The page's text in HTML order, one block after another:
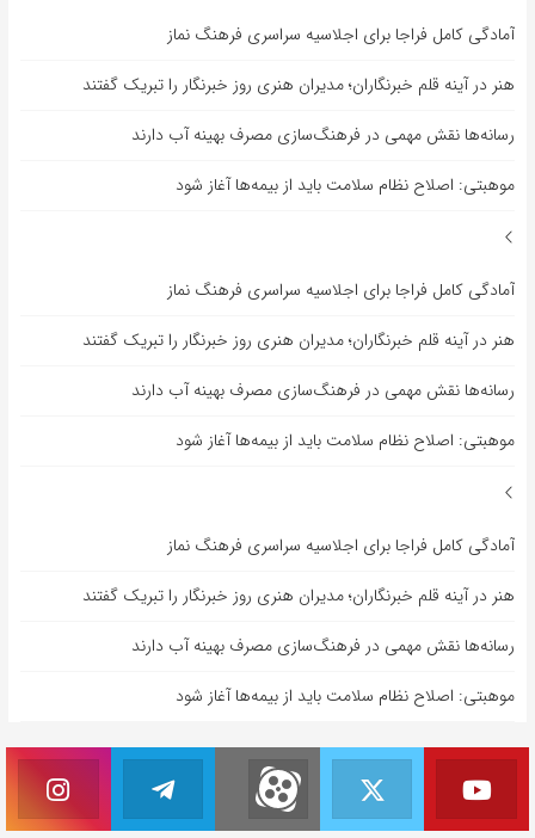
آمادگی کامل فراجا برای اجلاسیه سراسری فرهنگ نماز
هنر در آینه قلم خبرنگاران؛ مدیران هنری روز خبرنگار را تبریک گفتند
رسانه‌ها نقش مهمی در فرهنگ‌سازی مصرف بهینه آب دارند
موهبتی: اصلاح نظام سلامت باید از بیمه‌ها آغاز شود
آمادگی کامل فراجا برای اجلاسیه سراسری فرهنگ نماز
هنر در آینه قلم خبرنگاران؛ مدیران هنری روز خبرنگار را تبریک گفتند
رسانه‌ها نقش مهمی در فرهنگ‌سازی مصرف بهینه آب دارند
موهبتی: اصلاح نظام سلامت باید از بیمه‌ها آغاز شود
آمادگی کامل فراجا برای اجلاسیه سراسری فرهنگ نماز
هنر در آینه قلم خبرنگاران؛ مدیران هنری روز خبرنگار را تبریک گفتند
رسانه‌ها نقش مهمی در فرهنگ‌سازی مصرف بهینه آب دارند
موهبتی: اصلاح نظام سلامت باید از بیمه‌ها آغاز شود